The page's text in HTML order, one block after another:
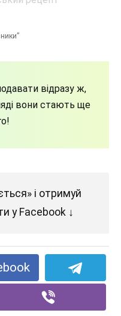
відразу ж,
вони стають ще
і отримуй
у Facebook ↓